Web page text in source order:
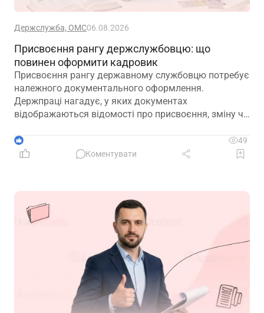
Держслужба, ОМС06.08.2026
Присвоєння рангу держслужбовцю: що
повинен оформити кадровик
Присвоєння рангу державному службовцю потребує
належного документального оформлення.
Держпраці нагадує, у яких документах
відображаються відомості про присвоєння, зміну чи
1
49
Коментувати